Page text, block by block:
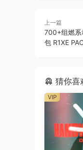
上一篇
700+组燃系
包 R1XE
猜你喜
VIP